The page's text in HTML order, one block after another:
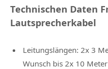
Technischen Daten
Lautsprecherkabel
Leitungslängen: 2x 3
Wunsch bis 2x 10 Meter